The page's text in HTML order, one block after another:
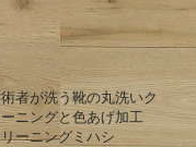
者が洗う靴の丸洗いク
ニングと色あげ加工
ーニングミハシ